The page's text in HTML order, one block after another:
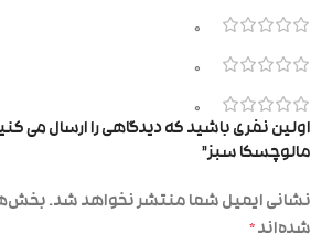
0
0
0
اولین نفری باشید که دیدگاهی را ارسال می
مالوچسکا سبز”
نشانی ایمیل شما منتشر نخواهد شد.
شده‌اند*